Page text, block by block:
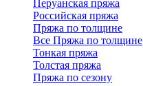
Перуанская пряжа
Российская пряжа
Пряжа по толщине
Все Пряжа по толщине
Тонкая пряжа
Толстая пряжа
Пряжа по сезону